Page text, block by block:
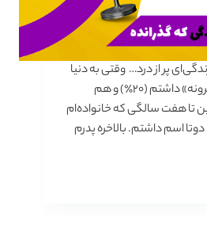
زندگی‌ای پر از درد… وقتی به دنیا
اومدم هم اندام جنسی «پسرونه» داشتم (۲۰٪) و هم
همین تا هفت سالگی که خانواده‌ام
اسم داشتم. بالاخره پدرم